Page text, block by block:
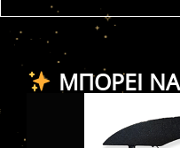
ΜΠΟΡΕΊ